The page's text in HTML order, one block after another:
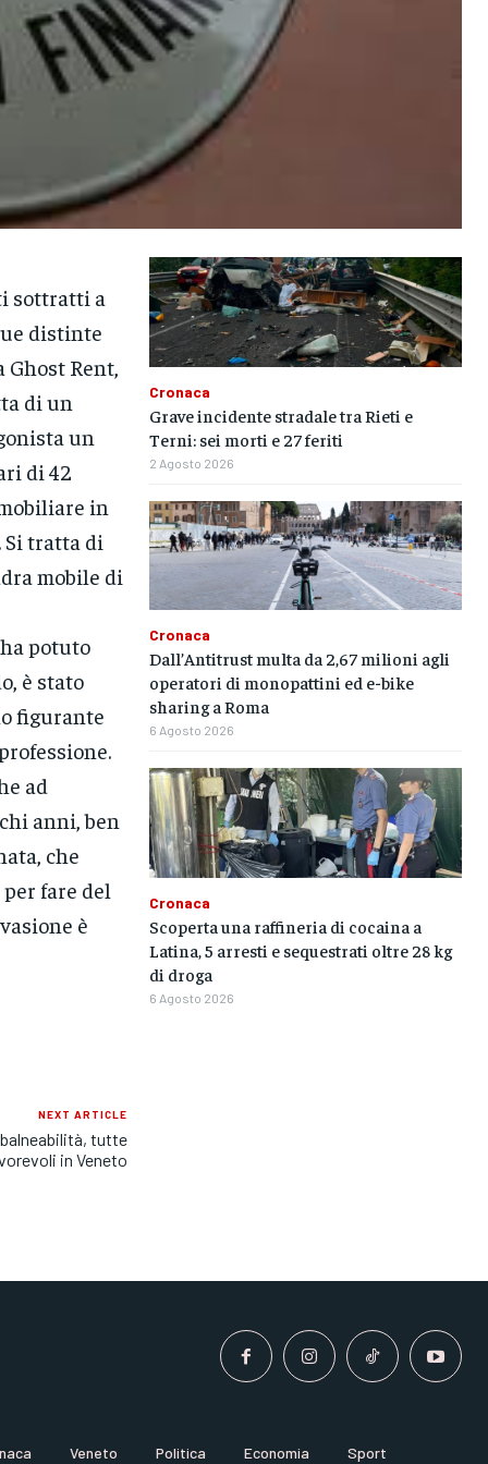
sottratti a
distinte
Ghost Rent,
di un
un
di 42
in
tratta di
mobile di
potuto
è stato
figurante
ad
anni, ben
che
fare del
è
NEXT ARTICLE
tutte
in Veneto
Cronaca
Grave incidente stradale tra Rieti e
Terni: sei morti e 27 feriti
2 Agosto 2026
Cronaca
Dall’Antitrust multa da 2,67 milioni agli
operatori di monopattini ed e-bike
sharing a Roma
6 Agosto 2026
Cronaca
Scoperta una raffineria di cocaina a
Latina, 5 arresti e sequestrati oltre 28 kg
di droga
6 Agosto 2026
Veneto Politica Economia
Sport